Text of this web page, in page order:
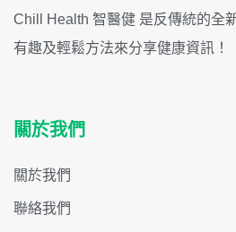
Chill Health 智醫健 是反傳統的全
有趣及輕鬆方法來分享健康資訊！
關於我們
關於我們
聯絡我們